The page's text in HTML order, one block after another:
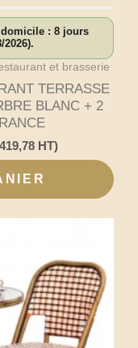
: 8 jours
et brasserie
TERRASSE
BLANC + 2
HT)